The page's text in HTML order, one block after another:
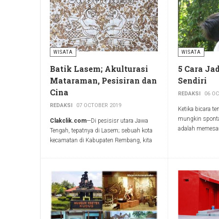
Sungai Juwana.
perahu naga
itu naik diatas
kursi yang
pelampung.
naga melaju
WISATA
Batik Lasem; Akulturasi
Mataraman, Pesisiran dan
Cina
REDAKSI 07 OCTOBER 2019
Clakclik.com—Di pesisisr utara Jawa
Tengah, tepatnya di Lasem; sebuah kota
kecamatan di Kabupaten Rembang, kita
masa lalu yang masih tetap hidup hingga
hari ini. Jantungnya tetap berdenyut di
tengah gempuran jaman yang seolah tak
kenal ampun. Semangat untuk bertahan
itu antara lain bisa kita temukan dalam
selembar kain batik.
WISATA
5 Cara
Sendiri
REDAKSI 06
Ketika bicara
mungkin
adalah
yang jauh.
lokasi atau
piknik. Tak
pelesir,
terbatas.
sendiri dengan